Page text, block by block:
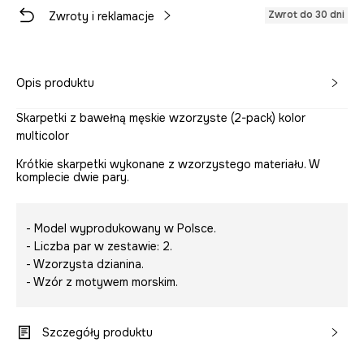
Zwroty i reklamacje Zwrot do 30 dni
Opis produktu
Skarpetki z bawełną męskie wzorzyste (2-pack) kolor
multicolor
Krótkie skarpetki wykonane z wzorzystego materiału. W
komplecie dwie pary.
- Model wyprodukowany w Polsce.
- Liczba par w zestawie: 2.
- Wzorzysta dzianina.
- Wzór z motywem morskim.
Szczegóły produktu